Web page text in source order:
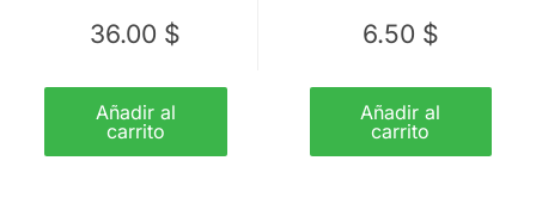
36.00 $
Añadir al
carrito
6.50 $
Añadir al
carrito